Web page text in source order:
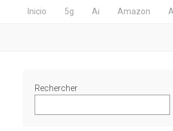
Inicio 5g Ai Amazon
Rechercher